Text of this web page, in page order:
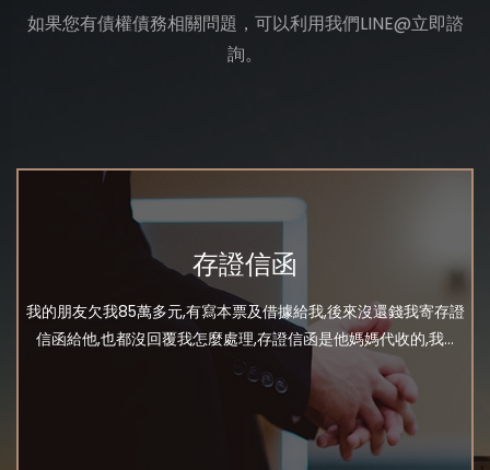
如果您有債權債務相關問題，可以利用我們LINE@立即諮
詢。
存證信函
我的朋友欠我85萬多元,有寫本票及借據給我,後來沒還錢我寄存證
信函給他,也都沒回覆我怎麼處理,存證信函是他媽媽代收的,我...